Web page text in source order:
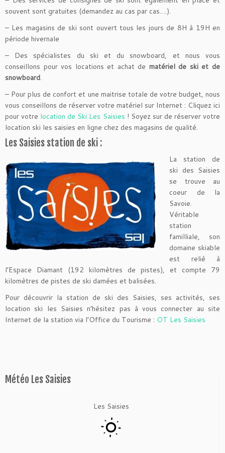
souvent sont gratuites (demandez au cas par cas….).
– Les magasins de ski sont ouvert tous les jours de 8H à 19H en
période hivernale
– Des spécialistes du ski et du snowboard, et nous vous
conseillons pour vos locations et achat de matériel de ski et de
snowboard.
– Pour plus de confort et une maitrise totale de votre budget, nous
vous conseillons de réserver votre matériel sur Internet : Cliquez ici
pour votre location de Ski Les Saisies ! Soyez sur de réserver votre
location ski les saisies en ligne chez des magasins de qualité.
Les Saisies station de ski :
La station de
ski des Saisies
se trouve au
coeur de la
Savoie.
Véritable
station
familliale, son
domaine skiable
est relié à
l’Espace Diamant (192 kilomètres de pistes), et compte 79
kilomètres de pistes de ski damées et balisées.
Pour découvrir la station de ski des Saisies, ses activités, ses
location ski les Saisies n’hésitez pas à vous connecter au site
Internet de la station via l’Office du Tourisme : OT Les Saisies
Météo Les Saisies
Les Saisies